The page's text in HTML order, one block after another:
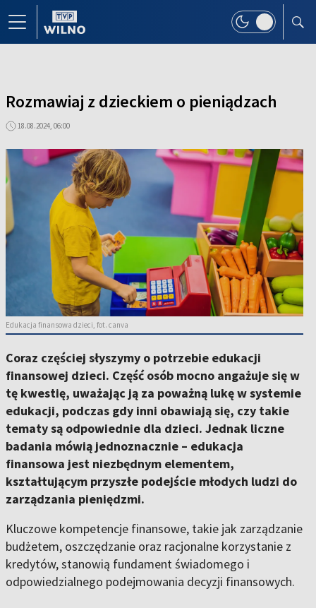
Rozmawiaj z dzieckiem o pieniądzach
18.08.2024, 06:00
Edukacja finansowa dzieci, fot. canva
Coraz częściej słyszymy o potrzebie edukacji
finansowej dzieci. Część osób mocno angażuje się w
tę kwestię, uważając ją za poważną lukę w systemie
edukacji, podczas gdy inni obawiają się, czy takie
tematy są odpowiednie dla dzieci. Jednak liczne
badania mówią jednoznacznie – edukacja
finansowa jest niezbędnym elementem,
kształtującym przyszłe podejście młodych ludzi do
zarządzania pieniędzmi.
Kluczowe kompetencje finansowe, takie jak zarządzanie
budżetem, oszczędzanie oraz racjonalne korzystanie z
kredytów, stanowią fundament świadomego i
odpowiedzialnego podejmowania decyzji finansowych.